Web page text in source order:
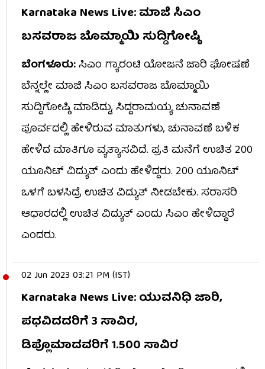
Karnataka News Live: ಮಾಜಿ ಸಿಎಂ
ಬಸವರಾಜ ಬೊಮ್ಮಾಯಿ ಸುದ್ದಿಗೋಷ್ಠಿ
ಬೆಂಗಳೂರು:ಸಿಎಂ ಗ್ಯಾರಂಟಿ ಯೋಜನೆ ಜಾರಿ ಘೋಷಣೆ
ಬೆನ್ನಲ್ಲೇ ಮಾಜಿ ಸಿಎಂ ಬಸವರಾಜ ಬೊಮ್ಮಾಯಿ
ಸುದ್ದಿಗೋಷ್ಠಿ ಮಾಡಿದ್ದು, ಸಿದ್ದರಾಮಯ್ಯ ಚುನಾವಣೆ
ಪೂರ್ವದಲ್ಲಿ ಹೇಳಿರುವ ಮಾತುಗಳು, ಚುನಾವಣೆ ಬಳಿಕ
ಹೇಳಿದ ಮಾತಿಗೂ ವ್ಯತ್ಯಾಸವಿದೆ. ಪ್ರತಿ ಮನೆಗೆ ಉಚಿತ 200
ಯೂನಿಟ್​​ ವಿದ್ಯುತ್​ ಎಂದು ಹೇಳಿದ್ದರು. 200 ಯೂನಿಟ್​​
ಒಳಗೆ ಬಳಸಿದ್ರೆ ಉಚಿತ ವಿದ್ಯುತ್ ನೀಡಬೇಕು. ಸರಾಸರಿ
ಆಧಾರದಲ್ಲಿ ಉಚಿತ ವಿದ್ಯುತ್​ ಎಂದು ಸಿಎಂ ಹೇಳಿದ್ದಾರೆ
ಎಂದರು.
02 Jun 2023 03:21 PM (IST)
Karnataka News Live: ಯುವನಿಧಿ ಜಾರಿ,
ಪಧವಿದದರಿಗೆ 3 ಸಾವಿರ,
ಡಿಪ್ಲೊಮಾದವರಿಗೆ 1.500 ಸಾವಿರ